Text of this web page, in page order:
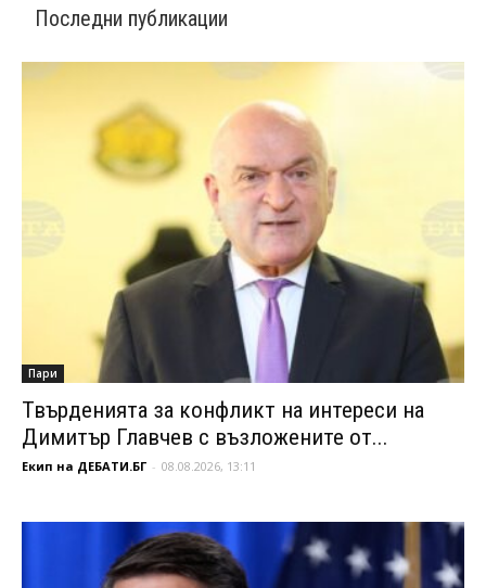
Последни публикации
Пари
Твърденията за конфликт на интереси на
Димитър Главчев с възложените от...
Екип на ДЕБАТИ.БГ - 08.08.2026, 13:11